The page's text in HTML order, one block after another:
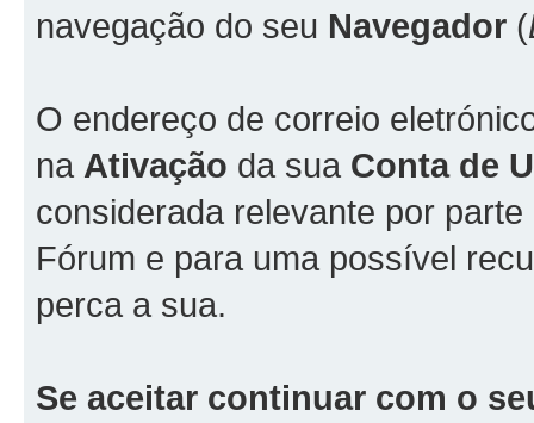
navegação do seu Navegador (
O endereço de correio
na Ativação da sua Conta de
considerada relevante por
Fórum e para uma possível
perca a sua.
Se aceitar continuar com o